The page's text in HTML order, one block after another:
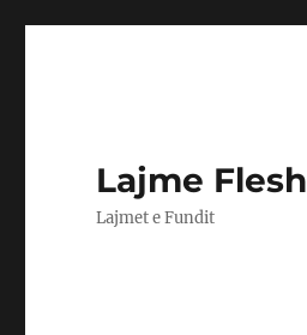
Lajme Flesh
Lajmet e Fundit